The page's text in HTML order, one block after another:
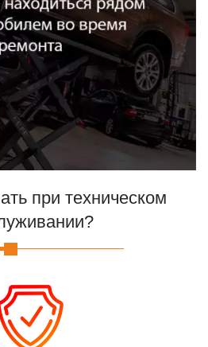
при техническом